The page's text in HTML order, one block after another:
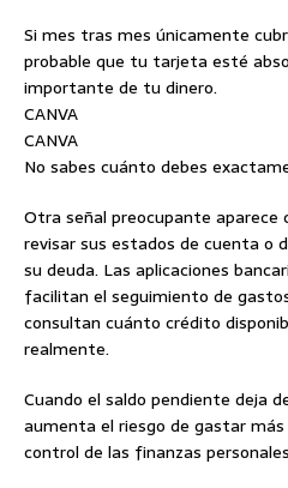
Si mes tras mes únicamente
probable que tu tarjeta esté
importante de tu dinero.
CANVA
CANVA
No sabes cuánto debes
Otra señal preocupante aparece
revisar sus estados de cuenta o
su deuda. Las aplicaciones
facilitan el seguimiento de
consultan cuánto crédito
realmente.
Cuando el saldo pendiente deja
aumenta el riesgo de gastar
control de las finanzas